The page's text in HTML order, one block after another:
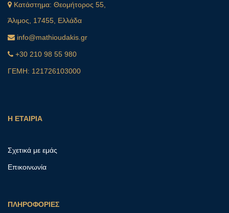
Κατάστημα: Θεομήτορος 55,
Άλιμος, 17455, Ελλάδα
info@mathioudakis.gr
+30 210 98 55 980
ΓΕΜΗ: 121726103000
Η ΕΤΑΙΡΙΑ
Σχετικά με εμάς
Επικοινωνία
ΠΛΗΡΟΦΟΡΙΕΣ